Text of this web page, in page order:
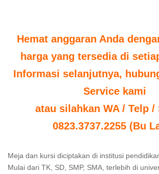
Hemat anggaran Anda
harga yang tersedia di
Informasi selanjutnya,
Service kami
atau silahkan WA / Telp /
0823.3737.2255 (Bu
Meja dan kursi diciptakan di institusi
Mulai dari TK, SD, SMP, SMA, terlebih di